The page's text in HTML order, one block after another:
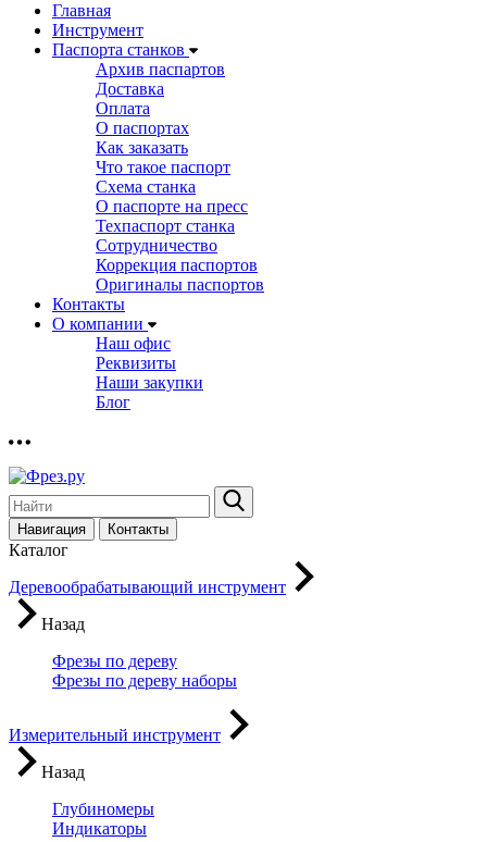
Главная
Инструмент
Паспорта станков
Архив паспартов
Доставка
Оплата
О паспортах
Как заказать
Что такое паспорт
Схема станка
О паспорте на пресс
Техпаспорт станка
Сотрудничество
Коррекция паспортов
Оригиналы паспортов
Контакты
О компании
Наш офис
Реквизиты
Наши закупки
Блог
Навигация Контакты
Каталог
Деревообрабатывающий инструмент
Назад
Фрезы по дереву
Фрезы по дереву наборы
Измерительный инструмент
Назад
Глубиномеры
Индикаторы